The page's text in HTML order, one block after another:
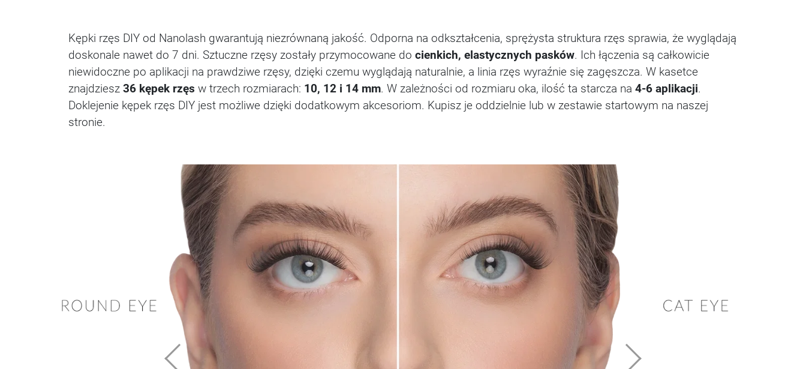
Kępki rzęs DIY od Nanolash gwarantują niezrównaną jakość. Odporna na odkształcenia, sprężysta struktura rzęs sprawia, że wyglądają
doskonale nawet do 7 dni. Sztuczne rzęsy zostały przymocowane do cienkich, elastycznych pasków. Ich łączenia są całkowicie
niewidoczne po aplikacji na prawdziwe rzęsy, dzięki czemu wyglądają naturalnie, a linia rzęs wyraźnie się zagęszcza. W kasetce
znajdziesz 36 kępek rzęs w trzech rozmiarach: 10, 12 i 14 mm. W zależności od rozmiaru oka, ilość ta starcza na 4-6 aplikacji.
Doklejenie kępek rzęs DIY jest możliwe dzięki dodatkowym akcesoriom. Kupisz je oddzielnie lub w zestawie startowym na naszej
stronie.